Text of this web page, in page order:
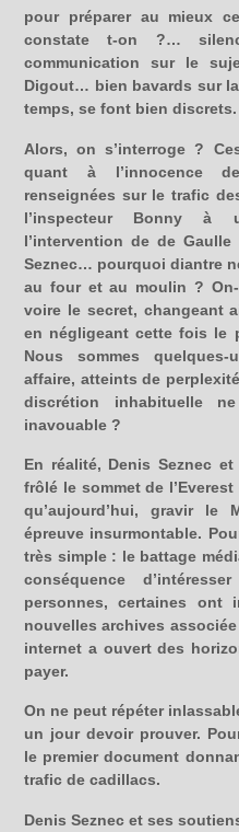
pour préparer au mieux
constate t-on ?…
communication sur le
Digout… bien bavards sur
temps, se font bien discrets.
Alors, on s’interroge ?
quant à l’innocence
renseignées sur le trafic
l’inspecteur Bonny à
l’intervention de de
Seznec… pourquoi diantre
au four et au moulin ?
voire le secret, changeant
en négligeant cette fois le
Nous sommes
affaire, atteints de
discrétion inhabituelle
inavouable ?
En réalité, Denis Seznec
frôlé le sommet de
qu’aujourd’hui, gravir le
épreuve insurmontable.
très simple : le battage
conséquence
personnes, certaines
nouvelles archives
internet a ouvert des
payer.
On ne peut répéter
un jour devoir prouver.
le premier document
trafic de cadillacs.
Denis Seznec et ses